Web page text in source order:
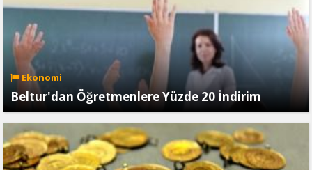
Ekonomi
Beltur'dan Öğretmenlere Yüzde 20 İndirim